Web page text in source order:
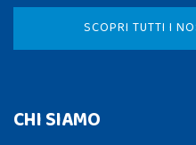
SCOPRI TUTTI I
CHI SIAMO